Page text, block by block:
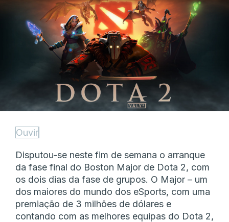
Ouvir
Disputou-se neste fim de semana o arranque
da fase final do Boston Major de Dota 2, com
os dois dias da fase de grupos. O Major – um
dos maiores do mundo dos eSports, com uma
premiação de 3 milhões de dólares e
contando com as melhores equipas do Dota 2,